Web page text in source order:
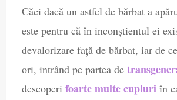
Căci dacă un astfel de bărbat a
este pentru că în inconștientul ei
devalorizare față de bărbat, iar de
ori, intrând pe partea de
descoperi foarte multe cupluriîn